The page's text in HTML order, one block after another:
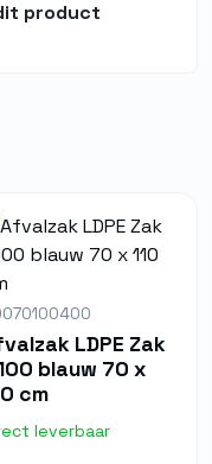
product
LDPE Zak
blauw 70 x
cm
leverbaar